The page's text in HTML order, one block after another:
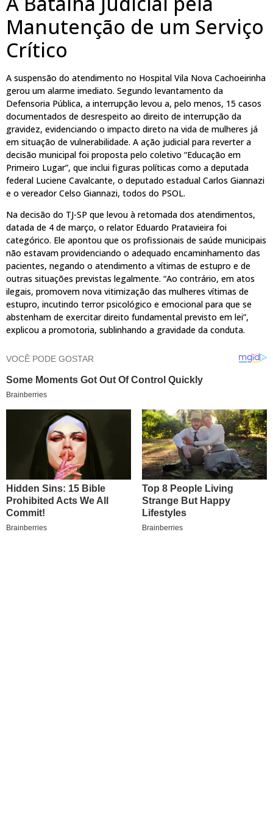
Manutenção de um Serviço
Crítico
A suspensão do atendimento no Hospital Vila Nova Cachoeirinha
gerou um alarme imediato. Segundo levantamento da
Defensoria Pública, a interrupção levou a, pelo menos, 15 casos
documentados de desrespeito ao direito de interrupção da
gravidez, evidenciando o impacto direto na vida de mulheres já
em situação de vulnerabilidade. A ação judicial para reverter a
decisão municipal foi proposta pelo coletivo “Educação em
Primeiro Lugar”, que inclui figuras políticas como a deputada
federal Luciene Cavalcante, o deputado estadual Carlos Giannazi
e o vereador Celso Giannazi, todos do PSOL.
Na decisão do TJ-SP que levou à retomada dos atendimentos,
datada de 4 de março, o relator Eduardo Pratavieira foi
categórico. Ele apontou que os profissionais de saúde municipais
não estavam providenciando o adequado encaminhamento das
pacientes, negando o atendimento a vítimas de estupro e de
outras situações previstas legalmente. “Ao contrário, em atos
ilegais, promovem nova vitimização das mulheres vítimas de
estupro, incutindo terror psicológico e emocional para que se
abstenham de exercitar direito fundamental previsto em lei”,
explicou a promotoria, sublinhando a gravidade da conduta.